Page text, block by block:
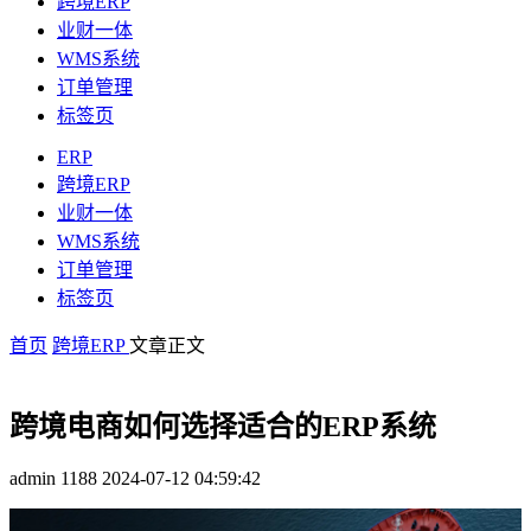
业财一体
WMS系统
订单管理
标签页
ERP
跨境ERP
业财一体
WMS系统
订单管理
标签页
首页 跨境ERP文章正文
跨境电商如何选择适合的ERP系统
admin 1188 2024-07-12 04:59:42